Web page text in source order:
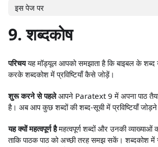
इस पेज पर
9. शब्दकोष
परिचययह मॉड्यूल आपको समझाता है कि बाइबल के शब्द
करके शब्दकोश में प्रविष्टियाँ कैसे जोड़ें।
शुरू करने से पहलेआपने Paratext 9 में अपना पाठ
है। अब आप कुछ शब्दों की शब्द-सूची में प्रविष्टियाँ
यह क्यों महत्वपूर्ण हैमहत्वपूर्ण शब्दों और उनकी व्याख्याओं
ताकि पाठक पाठ को अच्छी तरह समझ सकें। शब्दकोश में